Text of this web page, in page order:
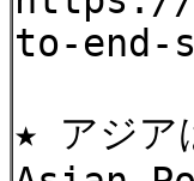
to-end-
★ アジア